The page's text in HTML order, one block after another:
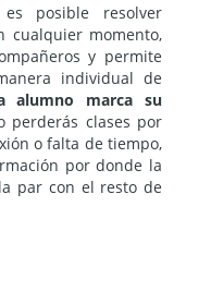
posible resolver
cualquier momento,
y permite
individual de
alumno marca su
perderás clases por
o falta de tiempo,
por donde la
par con el resto de